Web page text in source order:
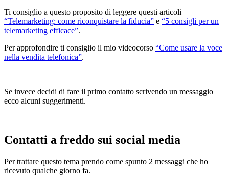
Ti consiglio a questo proposito di leggere questi articoli
“Telemarketing: come riconquistare la fiducia” e “5 consigli per un
telemarketing efficace”.
Per approfondire ti consiglio il mio videocorso “Come usare la voce
nella vendita telefonica”.
Se invece decidi di fare il primo contatto scrivendo un messaggio
ecco alcuni suggerimenti.
Contatti a freddo sui social media
Per trattare questo tema prendo come spunto 2 messaggi che ho
ricevuto qualche giorno fa.